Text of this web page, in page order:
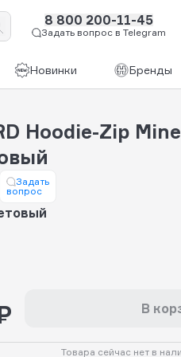
8 800 200-11-45
Задать вопрос в Telegram
Новинки Бренды
Hoodie-Zip
Задать
вопрос
В
Товара сейчас нет в